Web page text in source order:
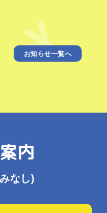
お知らせ一覧へ
内
なし)